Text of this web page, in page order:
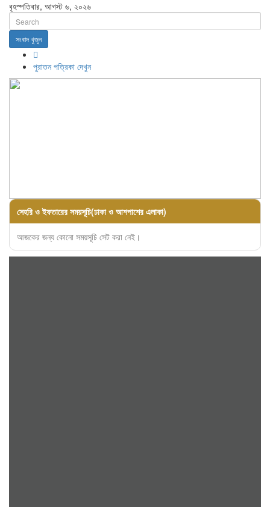
বৃহস্পতিবার, আগস্ট ৬, ২০২৬
সংবাদ খুজুন
পুরাতন পত্রিকা দেখুন
সেহরি ও ইফতারের সময়সূচি(ঢাকা ও আশপাশের এলাকা)
আজকের জন্য কোনো সময়সূচি সেট করা নেই।